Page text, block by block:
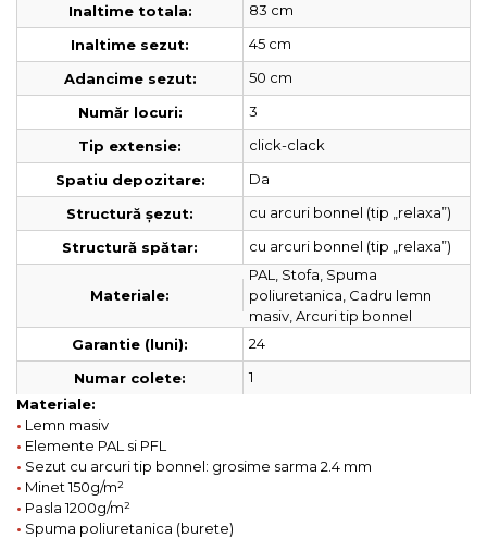
Inaltime totala:
83 cm
Inaltime sezut:
45 cm
Adancime sezut:
50 cm
Număr locuri:
3
Tip extensie:
click-clack
Spatiu depozitare:
Da
Structură șezut:
cu arcuri bonnel (tip „relaxa”)
Structură spătar:
cu arcuri bonnel (tip „relaxa”)
Materiale:
PAL, Stofa, Spuma
poliuretanica, Cadru lemn
masiv, Arcuri tip bonnel
Garantie (luni):
24
Numar colete:
1
Materiale:
• Lemn masiv
• Elemente PAL si PFL
• Sezut cu arcuri tip bonnel: grosime sarma 2.4 mm
• Minet 150g/m²
• Pasla 1200g/m²
• Spuma poliuretanica (burete)